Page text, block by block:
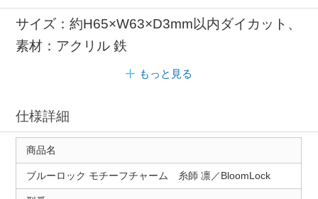
サイズ：約H65×W63×D3mm以内ダイカット、
素材：アクリル 鉄
もっと見る
仕様詳細
商品名
ブルーロック モチーフチャーム 糸師 凛／BloomLock